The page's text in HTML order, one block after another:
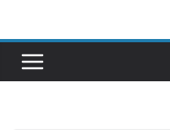
contenu